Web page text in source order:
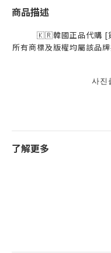
商品描述
🇰🇷韓國正品代購 [
所有商標及版權均屬該品
사진
了解更多